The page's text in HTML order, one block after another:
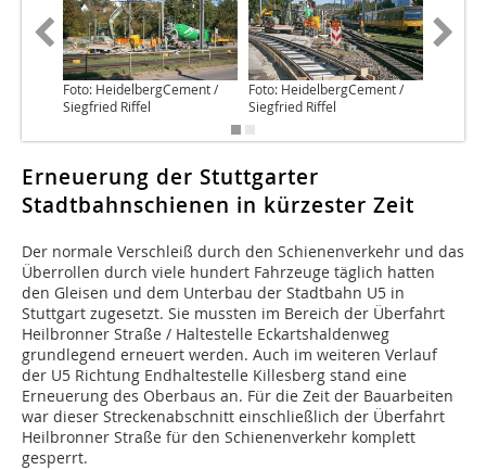
Foto: HeidelbergCement /
Siegfried Riffel
Foto: HeidelbergCement /
Siegfried Riffel
Erneuerung der Stuttgarter
Stadtbahnschienen in kürzester Zeit
Der normale Verschleiß durch den Schienenverkehr und das
Überrollen durch viele hundert Fahrzeuge täglich hatten
den Gleisen und dem Unterbau der Stadtbahn U5 in
Stuttgart zugesetzt. Sie mussten im Bereich der Überfahrt
Heilbronner Straße / Haltestelle Eckartshaldenweg
grundlegend erneuert werden. Auch im weiteren Verlauf
der U5 Richtung Endhaltestelle Killesberg stand eine
Erneuerung des Oberbaus an. Für die Zeit der Bauarbeiten
war dieser Streckenabschnitt einschließlich der Überfahrt
Heil­bron­ner Straße für den Schienenverkehr komplett
gesperrt.